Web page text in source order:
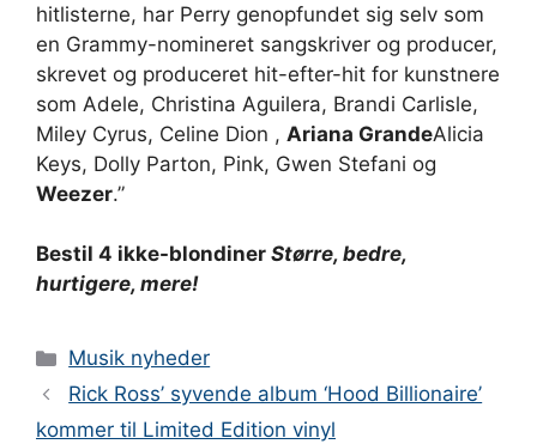
hitlisterne, har Perry genopfundet sig selv som
en Grammy-nomineret sangskriver og producer,
skrevet og produceret hit-efter-hit for kunstnere
som Adele, Christina Aguilera, Brandi Carlisle,
Miley Cyrus, Celine Dion , Ariana GrandeAlicia
Keys, Dolly Parton, Pink, Gwen Stefani og
Weezer.”
Bestil 4 ikke-blondiner Større, bedre,
hurtigere, mere!
Kategorier
Musik nyheder
Rick Ross’ syvende album ‘Hood Billionaire’
kommer til Limited Edition vinyl